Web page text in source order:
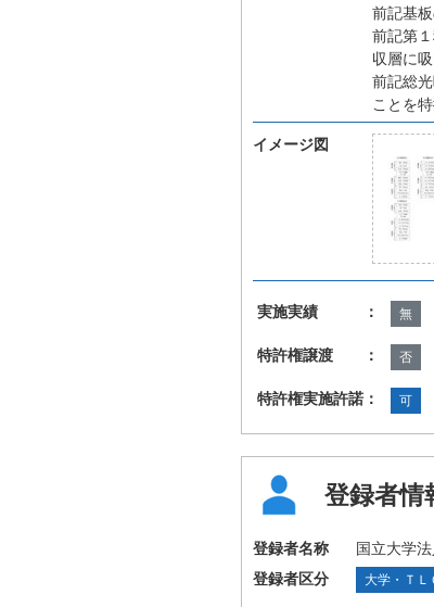
前記基
前記第
収層に
前記総
ことを
イメージ図
実施実績 ： 無
特許権譲渡 ： 否
特許権実施許諾： 可
登録者情
登録者名称
国立大学
登録者区分
大学・ＴＬ